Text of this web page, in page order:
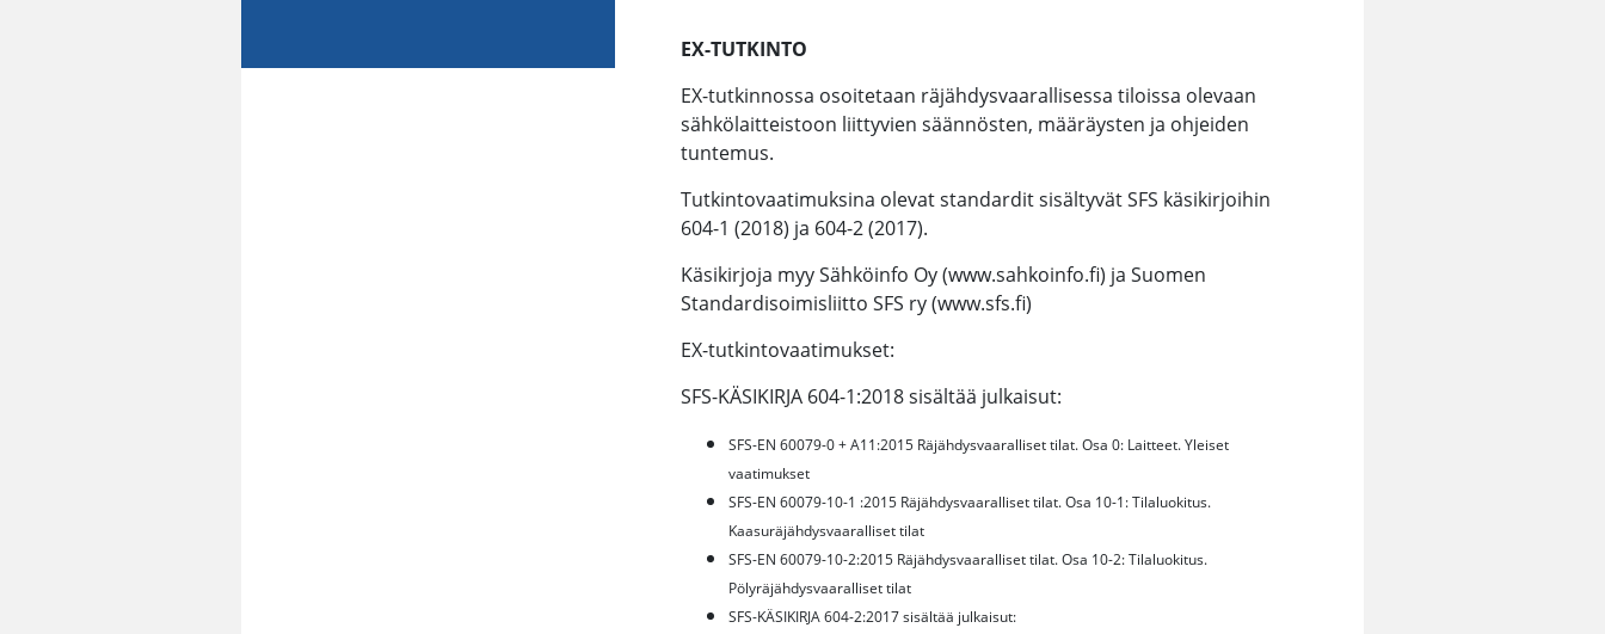
EX-TUTKINTO
EX-tutkinnossa osoitetaan räjähdysvaarallisessa tiloissa olevaan
sähkölaitteistoon liittyvien säännösten, määräysten ja ohjeiden
tuntemus.
Tutkintovaatimuksina olevat standardit sisältyvät SFS käsikirjoihin
604-1 (2018) ja 604-2 (2017).
Käsikirjoja myy Sähköinfo Oy (www.sahkoinfo.fi) ja Suomen
Standardisoimisliitto SFS ry (www.sfs.fi)
EX-tutkintovaatimukset:
SFS-KÄSIKIRJA 604-1:2018 sisältää julkaisut:
SFS-EN 60079-0 + A11:2015 Räjähdysvaaralliset tilat. Osa 0: Laitteet. Yleiset
vaatimukset
SFS-EN 60079-10-1 :2015 Räjähdysvaaralliset tilat. Osa 10-1: Tilaluokitus.
Kaasuräjähdysvaaralliset tilat
SFS-EN 60079-10-2:2015 Räjähdysvaaralliset tilat. Osa 10-2: Tilaluokitus.
Pölyräjähdysvaaralliset tilat
SFS-KÄSIKIRJA 604-2:2017 sisältää julkaisut: